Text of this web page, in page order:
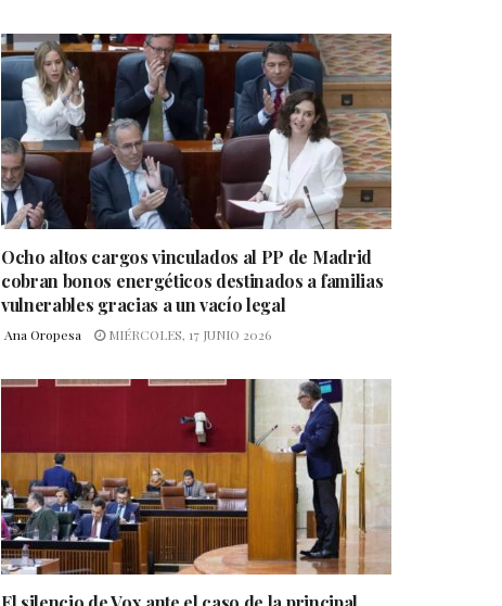
Ocho altos cargos vinculados al PP de Madrid
cobran bonos energéticos destinados a familias
vulnerables gracias a un vacío legal
Ana Oropesa MIÉRCOLES, 17 JUNIO 2026